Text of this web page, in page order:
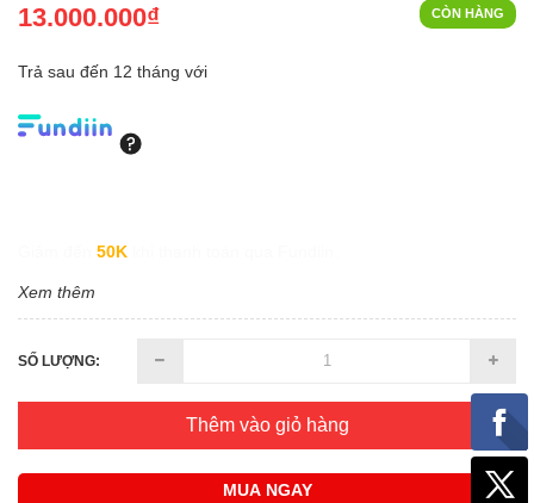
CÒN HÀNG
13.000.000₫
Trả sau đến 12 tháng với
50K
Xem thêm
SỐ LƯỢNG:
Thêm vào giỏ hàng
MUA NGAY